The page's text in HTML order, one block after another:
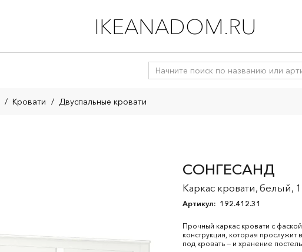
IKEANADOM.RU
/ Кровати / Двуспальные кровати
СОНГЕСАНД
Каркас кровати, белый,
Артикул: 192.412.31
Прочный каркас кровати с
конструкция, которая
под кровать — и хранение